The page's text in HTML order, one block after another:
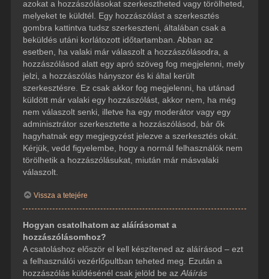
azokat a hozzászólásokat szerkesztheted vagy törölheted,
melyeket te küldtél. Egy hozzászólást a szerkesztés
gombra kattintva tudsz szerkeszteni, általában csak a
beküldés utáni korlátozott időtartamban. Abban az
esetben, ha valaki már válaszolt a hozzászólásodra, a
hozzászólásod alatt egy apró szöveg fog megjelenni, mely
jelzi, a hozzászólás hányszor és ki által került
szerkesztésre. Ez csak akkor fog megjelenni, ha utánad
küldött már valaki egy hozzászólást, akkor nem, ha még
nem válaszolt senki, illetve ha egy moderátor vagy egy
adminisztrátor szerkesztette a hozzászólásod, bár ők
hagyhatnak egy megjegyzést jelezve a szerkesztés okát.
Kérjük, vedd figyelembe, hogy a normál felhasználók nem
törölhetik a hozzászólásukat, miután már másvalaki
válaszolt.
Vissza a tetejére
Hogyan csatolhatom az aláírásomat a
hozzászólásomhoz?
A csatoláshoz először el kell készítened az aláírásod – ezt
a felhasználói vezérlőpultban teheted meg. Ezután a
hozzászólás küldésénél csak jelöld be az Aláírás